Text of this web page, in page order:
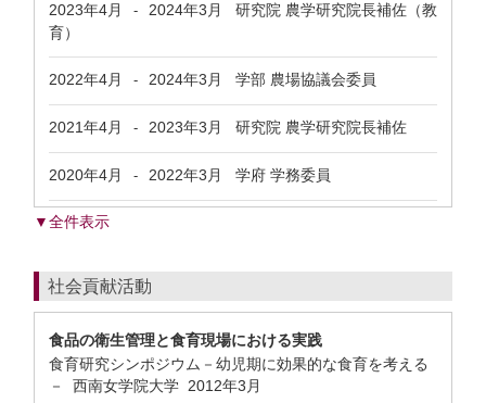
2023年4月 - 2024年3月
研究院 農学研究院長補佐（教
育）
2022年4月 - 2024年3月 学部 農場協議会委員
2021年4月 - 2023年3月 研究院 農学研究院長補佐
2020年4月 - 2022年3月 学府 学務委員
▼全件表示
社会貢献活動
食品の衛生管理と食育現場における実践
食育研究シンポジウム－幼児期に効果的な食育を考える
－ 西南女学院大学 2012年3月